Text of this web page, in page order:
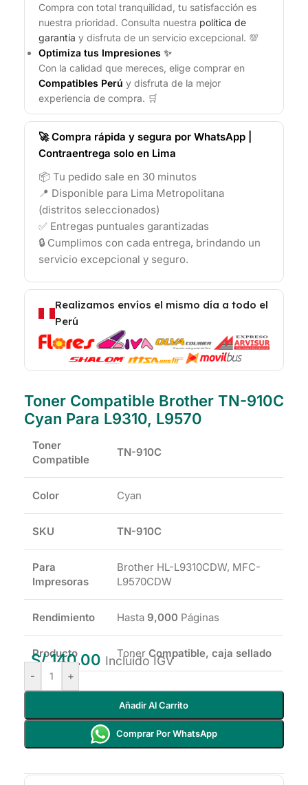
Compra con total tranquilidad, tu satisfacción es
nuestra prioridad. Consulta nuestra política de
garantía y disfruta de un servicio excepcional. 💯
Optimiza tus Impresiones ✨
Con la calidad que mereces, elige comprar en
Compatibles Perú y disfruta de la mejor
experiencia de compra. 🛒
🚀 Compra rápida y segura por WhatsApp |
Contraentrega solo en Lima
📦 Tu pedido sale en 30 minutos
📍 Disponible para Lima Metropolitana
(distritos seleccionados)
✅ Entregas puntuales garantizadas
🔒 Cumplimos con cada entrega, brindando un
servicio excepcional y seguro.
Realizamos envíos el mismo día a todo el
Perú
Toner Compatible Brother TN-910C
Cyan Para L9310, L9570
Toner
Compatible
TN-910C
Color Cyan
SKU TN-910C
Para
Impresoras
Brother HL-L9310CDW, MFC-
L9570CDW
Rendimiento Hasta 9,000 Páginas
Producto Toner Compatible, caja sellado
S/140.00 Incluido IGV
- +
Añadir Al Carrito
Comprar Por WhatsApp